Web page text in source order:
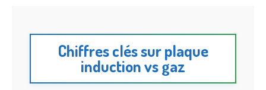
Chiffres clés sur plaque
induction vs gaz